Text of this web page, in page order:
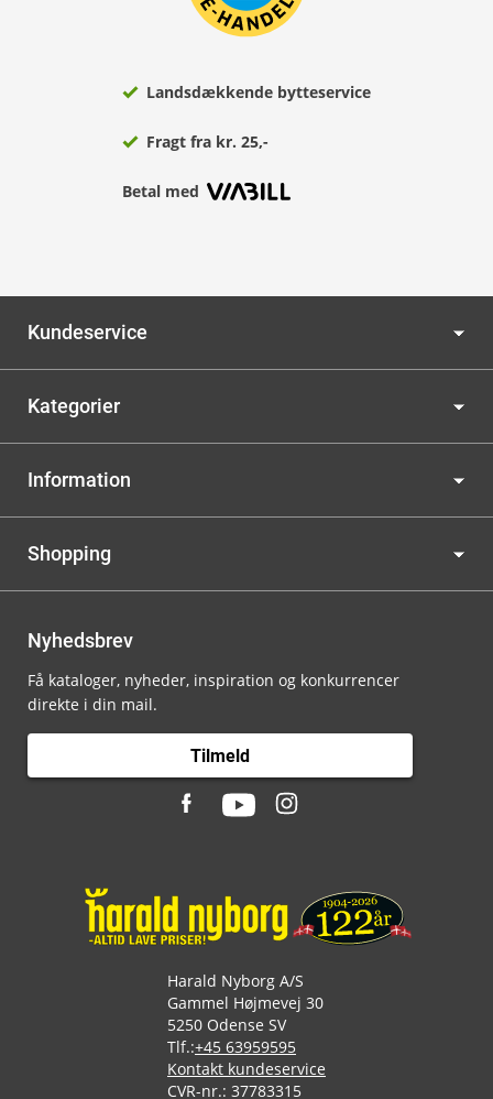
Landsdækkende bytteservice
Fragt fra kr. 25,-
Betal med
Kundeservice
Kategorier
Information
Shopping
Nyhedsbrev
Få kataloger, nyheder, inspiration og konkurrencer
direkte i din mail.
Tilmeld
Harald Nyborg A/S
Gammel Højmevej 30
5250 Odense SV
Tlf.:+45 63959595
Kontakt kundeservice
CVR-nr.: 37783315